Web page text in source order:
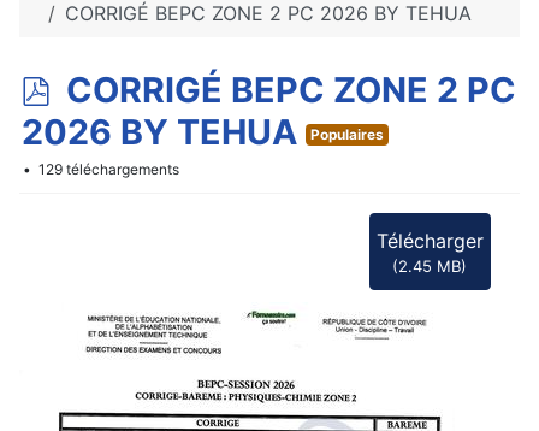
CORRIGÉ BEPC ZONE 2 PC 2026 BY TEHUA
p
d
f
CORRIGÉ BEPC ZONE 2 PC
2026 BY TEHUA
Populaires
129 téléchargements
Télécharger
(2.45 MB)